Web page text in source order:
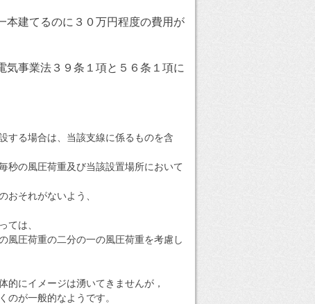
本建てるのに３０万円程度の費用が
気事業法３９条１項と５６条１項に
する場合は、当該支線に係るものを含
の風圧荷重及び当該設置場所において
それがないよう、
ては、
圧荷重の二分の一の風圧荷重を考慮し
的にイメージは湧いてきませんが，
のが一般的なようです。